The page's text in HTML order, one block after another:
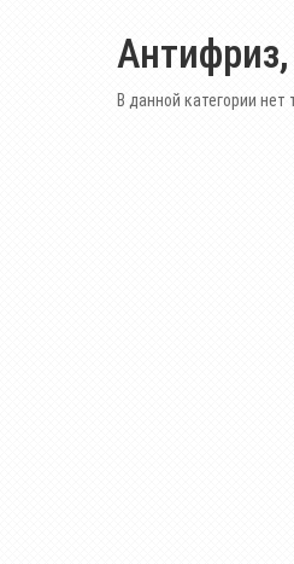
В данной категории нет